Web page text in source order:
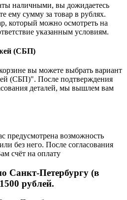
наличными, вы дожидаетесь
ему сумму за товар в рублях.
который можно осмотреть на
указанным условиям.
(СБП)
вы можете выбрать вариант
(СБП)". После подтверждения
деталей, мы вышлем вам
предусмотрена возможность
без него. После согласования
счёт на оплату
Санкт-Петербургу (в
рублей.